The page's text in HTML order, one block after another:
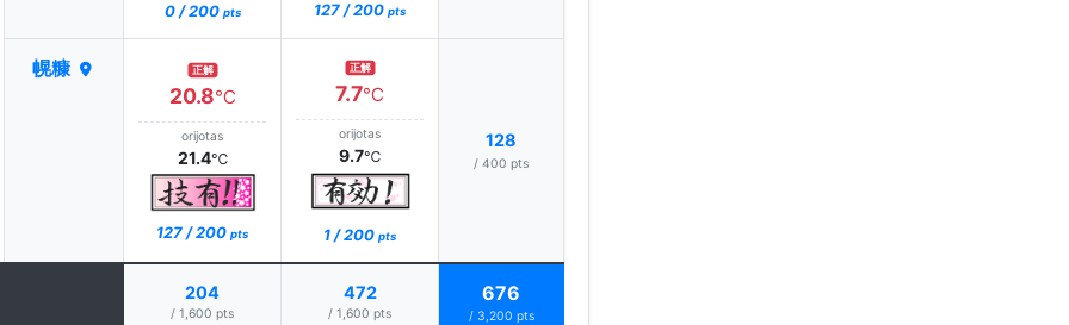
0 / 200 pts 127 / 200 pts
幌糠 正解
20.8℃
orijotas
21.4℃
127 / 200 pts
正解
7.7℃
orijotas
9.7℃
1 / 200 pts
128
/ 400 pts
204
/ 1,600 pts
472
/ 1,600 pts
676
/ 3,200 pts